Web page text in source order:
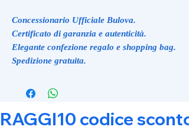
Concessionario Ufficiale Bulova.
Certificato di garanzia e autenticità.
Elegante confezione regalo e shopping bag.
Spedizione gratuita.
RAGGI10 codice